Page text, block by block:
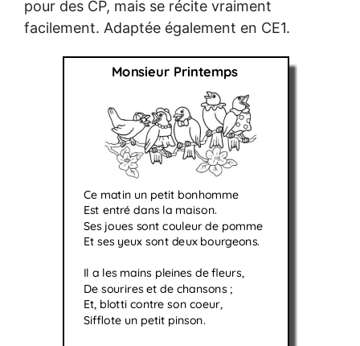
pour des CP, mais se récite vraiment
facilement. Adaptée également en CE1.